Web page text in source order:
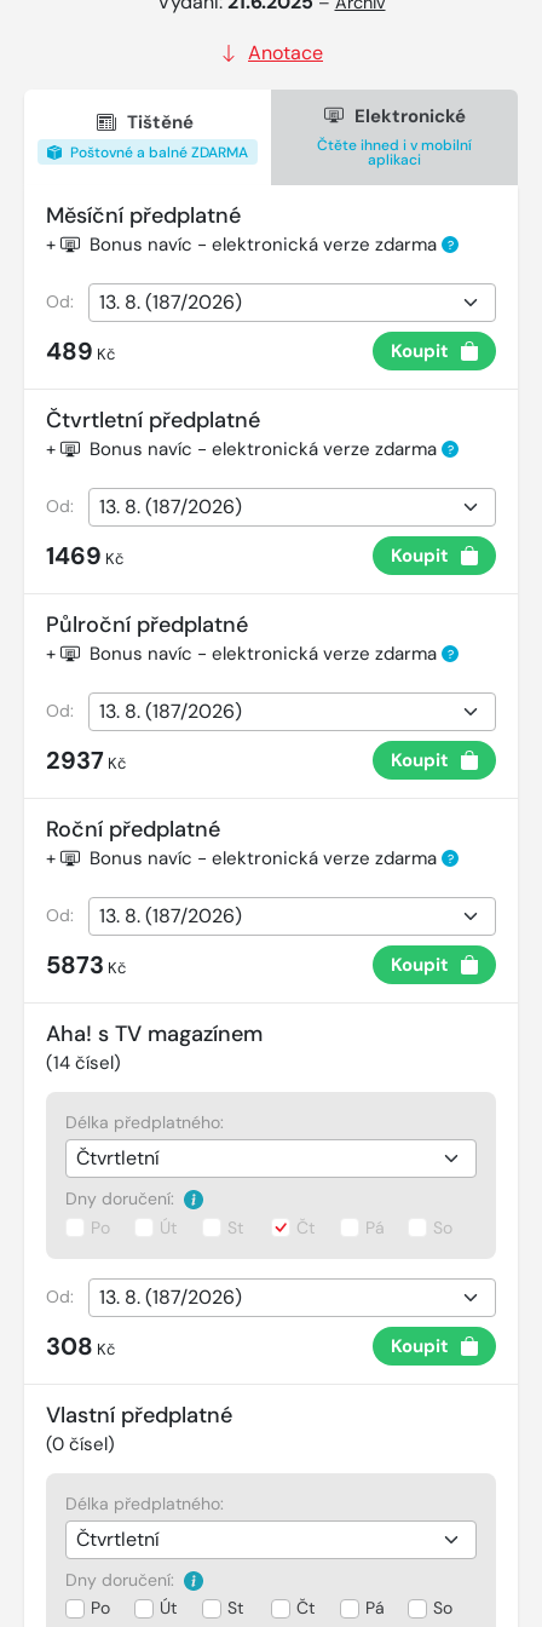
Anotace
Tištěné
Poštovné a balné ZDARMA
Elektronické
Čtěte ihned i v mobilní
aplikaci
Měsíční předplatné
+ Bonus navíc - elektronická verze zdarma ?
Od:
489 Kč Koupit
Čtvrtletní předplatné
+ Bonus navíc - elektronická verze zdarma ?
Od:
1469 Kč Koupit
Půlroční předplatné
+ Bonus navíc - elektronická verze zdarma ?
Od:
2937 Kč Koupit
Roční předplatné
+ Bonus navíc - elektronická verze zdarma ?
Od:
5873 Kč Koupit
Aha! s TV magazínem
(14 čísel)
Délka předplatného:
Dny doručení:
Po
Út St Čt Pá So
Od:
308 Kč Koupit
Vlastní předplatné
(0 čísel)
Délka předplatného:
Dny doručení:
Po
Út St Čt Pá So